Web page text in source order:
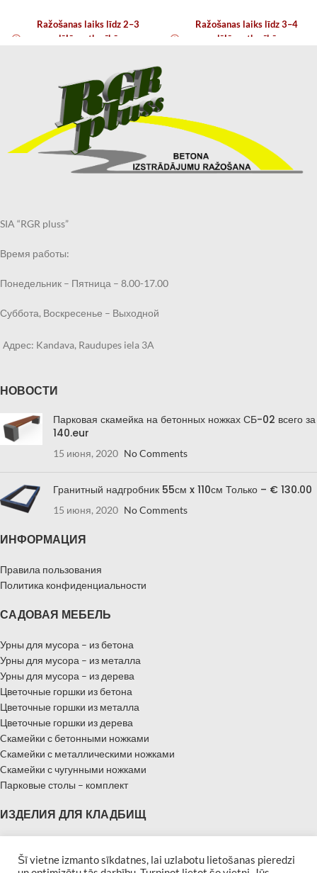
Ražošanas laiks līdz 2–3
nedēļām atkarībā no
Ražošanas laiks līdz 3–4
nedēļām atkarībā no
SIA “RGR pluss”
Время работы:
Понедельник – Пятница – 8.00-17.00
Суббота, Воскресенье – Выходной
Адрес: Kandava, Raudupes iela 3A
НОВОСТИ
Парковая скамейка на бетонных ножках СБ-02 всего за
140.eur
15 июня, 2020 No Comments
Гранитный надгробник 55см x 110см Только – € 130.00
15 июня, 2020 No Comments
ИНФОРМАЦИЯ
Правила пользования
Политика конфиденциальности
САДОВАЯ МЕБЕЛЬ
Урны для мусора – из бетона
Урны для мусора – из металла
Урны для мусора – из дерева
Цветочные горшки из бетона
Цветочные горшки из металла
Цветочные горшки из дерева
Cкамейки с бетонными ножками
Cкамейки с металлическими ножками
Cкамейки с чугунными ножками
Парковые столы – комплект
ИЗДЕЛИЯ ДЛЯ КЛАДБИЩ
Памятники – Мемориальные плиты
Šī vietne izmanto sīkdatnes, lai uzlabotu lietošanas pieredzi